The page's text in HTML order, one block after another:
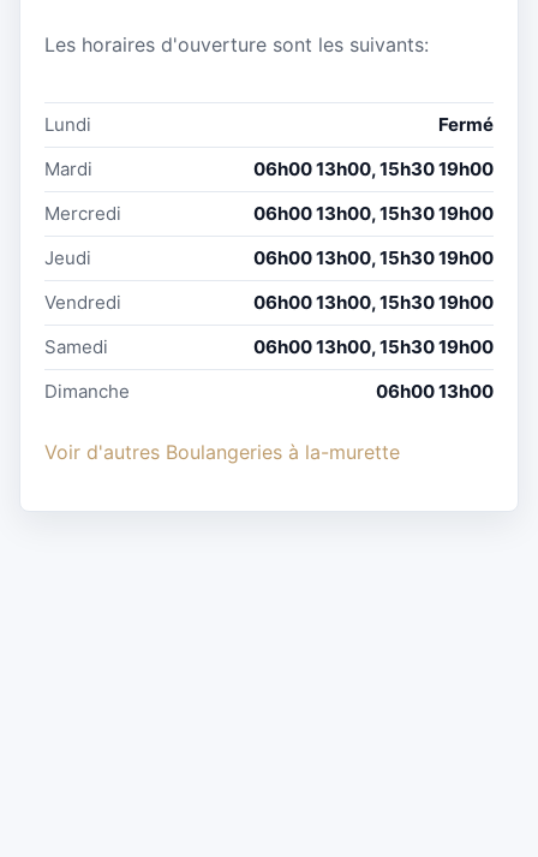
Les horaires d'ouverture sont les suivants:
Lundi
Fermé
Mardi
06h00 13h00, 15h30 19h00
Mercredi
06h00 13h00, 15h30 19h00
Jeudi
06h00 13h00, 15h30 19h00
Vendredi
06h00 13h00, 15h30 19h00
Samedi
06h00 13h00, 15h30 19h00
Dimanche
06h00 13h00
Voir d'autres Boulangeries à la-murette